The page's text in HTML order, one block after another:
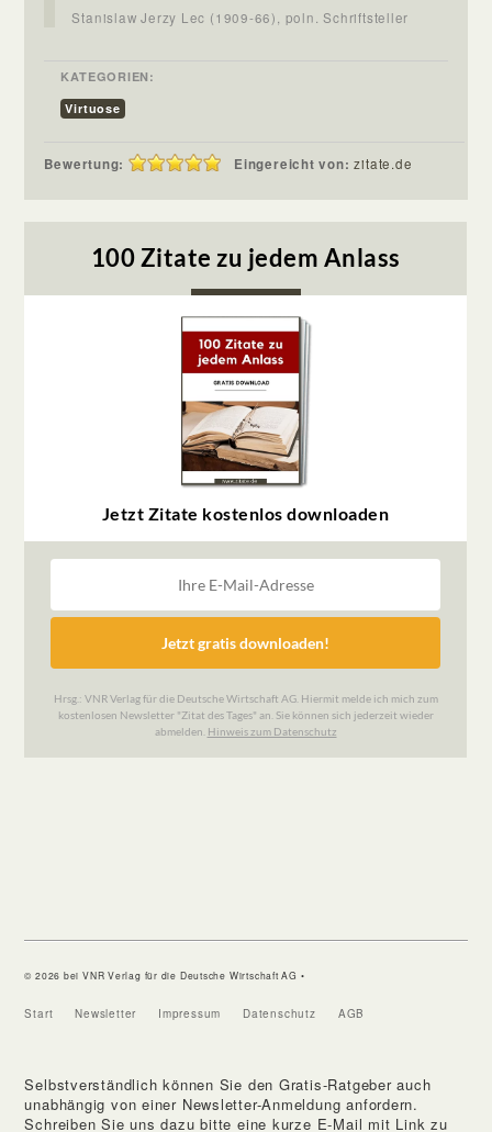
Stanislaw Jerzy Lec (1909-66), poln. Schriftsteller
KATEGORIEN:
Virtuose
Bewertung: Eingereicht von:zitate.de
© 2026 bei VNR Verlag für die Deutsche Wirtschaft AG •
Start Newsletter Impressum Datenschutz AGB
Selbstverständlich können Sie den Gratis-Ratgeber auch
unabhängig von einer Newsletter-Anmeldung anfordern.
Schreiben Sie uns dazu bitte eine kurze E-Mail mit Link zu